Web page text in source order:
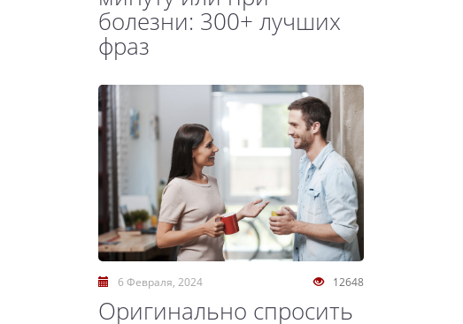
болезни: 300+ лучших
фраз
12648
6 Февраля, 2024
Оригинально спросить